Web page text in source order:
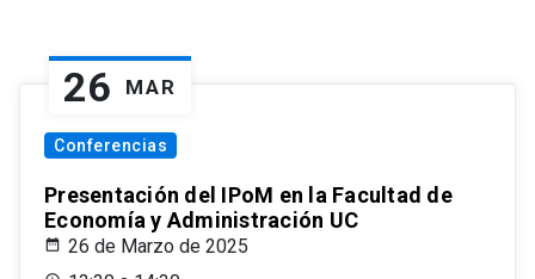
26 MAR
Conferencias
Presentación del IPoM en la Facultad de
Economía y Administración UC
26 de Marzo de 2025